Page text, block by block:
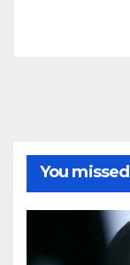
You missed